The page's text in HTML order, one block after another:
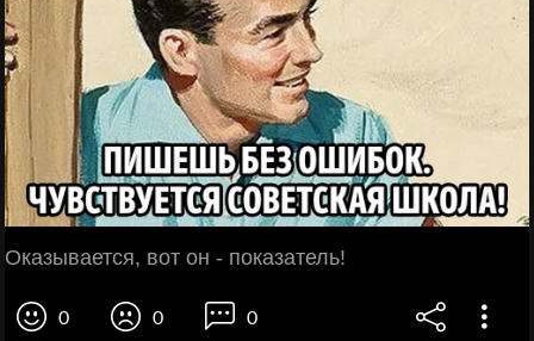
Оказывается, вот он - показатель!
0 0 0